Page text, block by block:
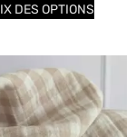
DES OPTIONS